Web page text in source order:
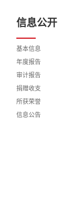
信息公开
基本信息
年度报告
审计报告
捐赠收支
所获荣誉
信息公告